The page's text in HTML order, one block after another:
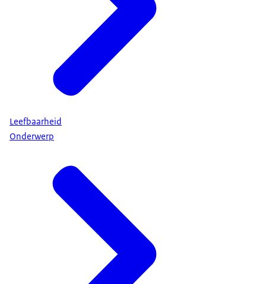
Leefbaarheid
Onderwerp